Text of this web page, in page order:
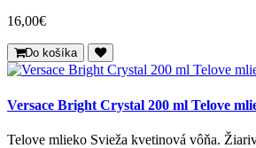
16,00€
Do košíka
Versace Bright Crystal 200 ml Telove
Telove mlieko Svieža kvetinová vôňa.